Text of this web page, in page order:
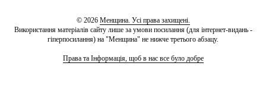
© 2026 Менщина. Усі права захищені.
Використання матеріалів сайту лише за умови посилання (для інтернет-видань -
гіперпосилання) на "Менщина" не нижче третього абзацу.
Права та Інформація, щоб в нас все було добре